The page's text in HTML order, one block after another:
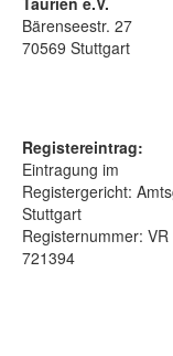
Bärenseestr. 27
70569 Stuttgart
Registereintrag:
Eintragung im
Registergericht:
Stuttgart
Registernummer: VR
721394